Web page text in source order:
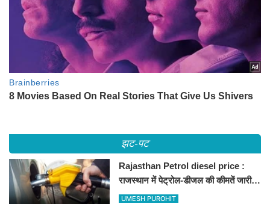
झट-पट
Rajasthan Petrol diesel price :
राजस्थान में पेट्रोल-डीजल की कीमतें जारी,
जानिए बीकानेर समेत पुरे प्रदेश में नए रेट
UMESH PUROHIT